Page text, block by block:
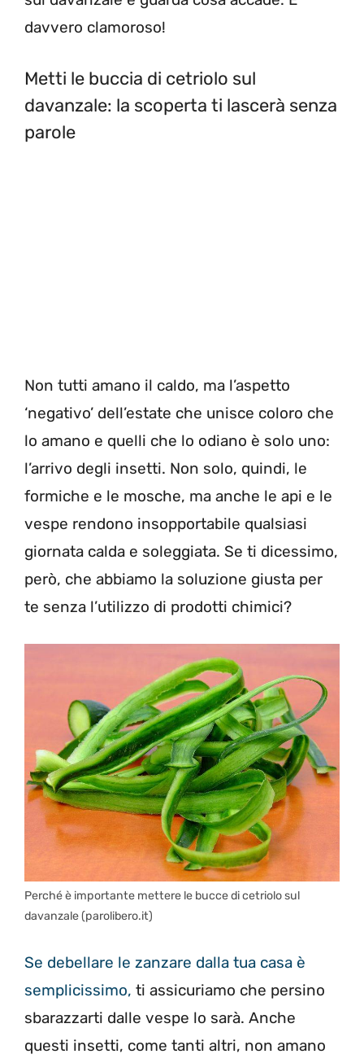
davvero clamoroso!
Metti le buccia di cetriolo sul
davanzale: la scoperta ti lascerà senza
parole
Non tutti amano il caldo, ma l’aspetto
‘negativo’ dell’estate che unisce coloro che
lo amano e quelli che lo odiano è solo uno:
l’arrivo degli insetti. Non solo, quindi, le
formiche e le mosche, ma anche le api e le
vespe rendono insopportabile qualsiasi
giornata calda e soleggiata. Se ti dicessimo,
però, che abbiamo la soluzione giusta per
te senza l’utilizzo di prodotti chimici?
Perché è importante mettere le bucce di cetriolo sul
davanzale (parolibero.it)
Se debellare le zanzare dalla tua casa è
semplicissimo, ti assicuriamo che persino
sbarazzarti dalle vespe lo sarà. Anche
questi insetti, come tanti altri, non amano